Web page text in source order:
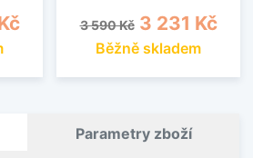
Běžná cena
3 590 Kč Cena
3 231 Kč
Běžně skladem
Parametry zboží